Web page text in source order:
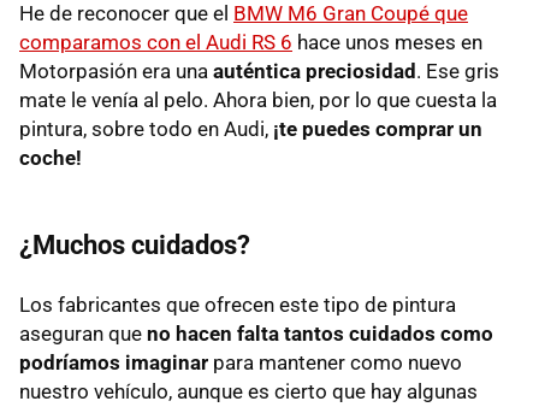
He de reconocer que el BMW M6 Gran Coupé que
comparamos con el Audi RS 6 hace unos meses en
Motorpasión era una auténtica preciosidad . Ese gris
mate le venía al pelo. Ahora bien, por lo que cuesta la
pintura, sobre todo en Audi, ¡te puedes comprar un
coche!
¿Muchos cuidados?
Los fabricantes que ofrecen este tipo de pintura
aseguran que no hacen falta tantos cuidados como
podríamos imaginar para mantener como nuevo
nuestro vehículo, aunque es cierto que hay algunas